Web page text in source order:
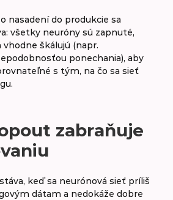
nasadení do produkcie sa
všetky neuróny sú zapnuté,
škálujú (napr.
ponechania), aby
s tým, na čo sa sieť
zabraňuje
keď sa neurónová sieť príliš
dátam a nedokáže dobre